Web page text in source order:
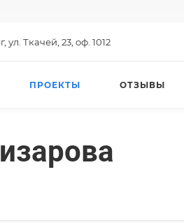
ул. Ткачей, 23, оф. 1012
ПРОЕКТЫ ОТЗЫВЫ